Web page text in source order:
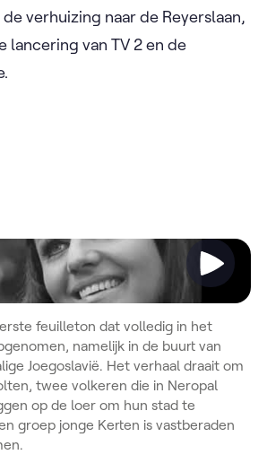
verhuizing naar de Reyerslaan,
lancering van TV 2 en de
feuilleton dat volledig in het
namelijk in de buurt van
Joegoslavië. Het verhaal draait om
twee volkeren die in Neropal
op de loer om hun stad te
groep jonge Kerten is vastberaden